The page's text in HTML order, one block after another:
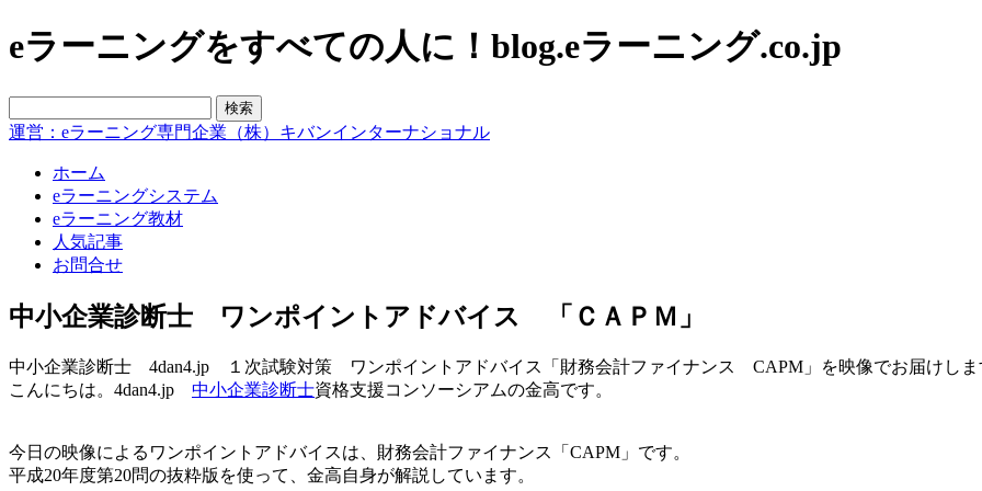
eラーニングをすべての人に！blog.eラーニング.co.jp
運営：eラーニング専門企業（株）キバンインターナショナル
ホーム
eラーニングシステム
eラーニング教材
人気記事
お問合せ
中小企業診断士 ワンポイントアドバイス 「ＣＡＰＭ」
中小企業診断士 4dan4.jp １次試験対策 ワンポイントアドバイス「財務会計ファイナンス CAPM」を映像でお届けしま
こんにちは。4dan4.jp 中小企業診断士資格支援コンソーシアムの金高です。
今日の映像によるワンポイントアドバイスは、財務会計ファイナンス「CAPM」です。
平成20年度第20問の抜粋版を使って、金高自身が解説しています。